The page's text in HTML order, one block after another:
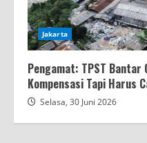
Jakarta
Pengamat: TPST Bantar
Kompensasi Tapi Harus
Selasa, 30 Juni 2026